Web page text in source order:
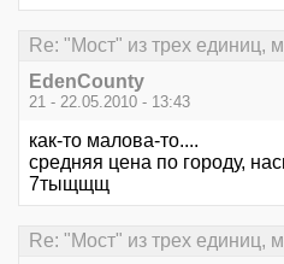
Re: "Мост" из трех единиц,
EdenCounty
21 - 22.05.2010 - 13:43
как-то малова-то....
средняя цена по городу,
7тыщщщ
Re: "Мост" из трех единиц,